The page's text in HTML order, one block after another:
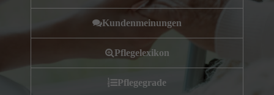
Über uns
Wir haben uns als ambulanter Pflegedienst auf
Wohngemeinschaften für Senioren spezialisiert. Mit der
Kundenmeinungen
Pflegelexikon
Pflegegrade